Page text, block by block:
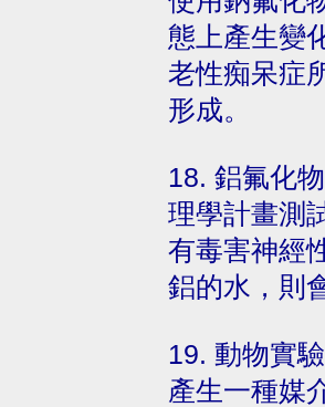
態上產生變
老性痴呆症
形成。
18. 鋁氟化
理學計畫測
有毒害神經
鋁的水，則
19. 動物實
產生一種媒